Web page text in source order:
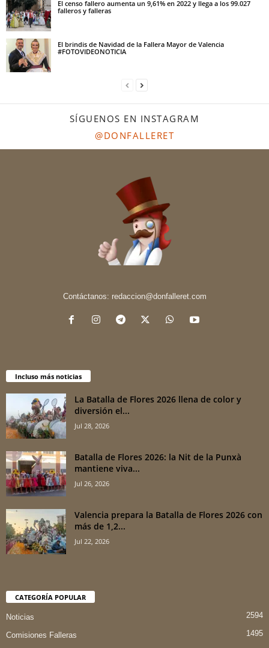
El censo fallero aumenta un 9,61% en 2022 y llega a los 99.027
falleros y falleras
El brindis de Navidad de la Fallera Mayor de Valencia
#FOTOVIDEONOTICIA
SÍGUENOS EN INSTAGRAM
@DONFALLERET
Contáctanos: redaccion@donfalleret.com
Incluso más noticias
La Batalla de Flores 2026 llena de color y
diversión el...
Jul 28, 2026
Batalla de Flores 2026: la Nit de la Punxà
mantiene viva...
Jul 26, 2026
Valencia prepara la Batalla de Flores 2026 con
más de 1,2...
Jul 22, 2026
CATEGORÍA POPULAR
Noticias 2594
Comisiones Falleras
1495